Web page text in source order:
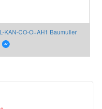
KAN-CO-O+AH1 Baumuller